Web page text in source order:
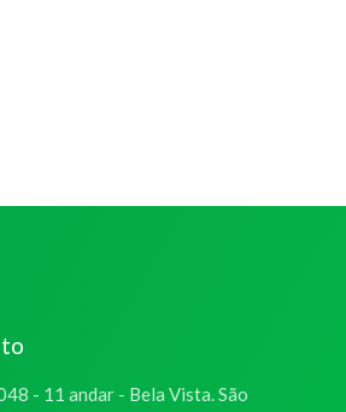
- 11 andar - Bela Vista. São